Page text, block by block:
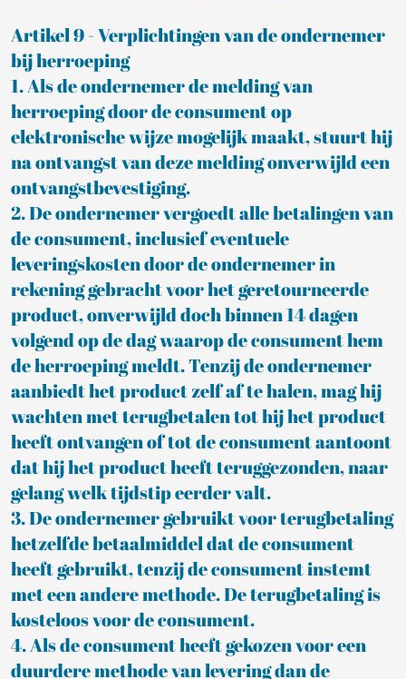
Artikel 9 - Verplichtingen van de ondernemer
bij herroeping
1. Als de ondernemer de melding van
herroeping door de consument op
elektronische wijze mogelijk maakt, stuurt hij
na ontvangst van deze melding onverwijld een
ontvangstbevestiging.
2. De ondernemer vergoedt alle betalingen van
de consument, inclusief eventuele
leveringskosten door de ondernemer in
rekening gebracht voor het geretourneerde
product, onverwijld doch binnen 14 dagen
volgend op de dag waarop de consument hem
de herroeping meldt. Tenzij de ondernemer
aanbiedt het product zelf af te halen, mag hij
wachten met terugbetalen tot hij het product
heeft ontvangen of tot de consument aantoont
dat hij het product heeft teruggezonden, naar
gelang welk tijdstip eerder valt.
3. De ondernemer gebruikt voor terugbetaling
hetzelfde betaalmiddel dat de consument
heeft gebruikt, tenzij de consument instemt
met een andere methode. De terugbetaling is
kosteloos voor de consument.
4. Als de consument heeft gekozen voor een
duurdere methode van levering dan de